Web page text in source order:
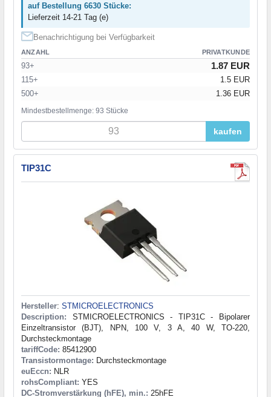
auf Bestellung 6630 Stücke:
Lieferzeit 14-21 Tag (e)
Benachrichtigung bei Verfügbarkeit
ANZAHL PRIVATKUNDE
93+ 1.87 EUR
115+
1.5 EUR
500+
1.36 EUR
Mindestbestellmenge: 93 Stücke
kaufen
TIP31C
Hersteller: STMICROELECTRONICS
Description: STMICROELECTRONICS - TIP31C - Bipolarer
Einzeltransistor (BJT), NPN, 100 V, 3 A, 40 W, TO-220,
Durchsteckmontage
tariffCode: 85412900
Transistormontage: Durchsteckmontage
euEccn: NLR
rohsCompliant: YES
DC-Stromverstärkung (hFE), min.: 25hFE